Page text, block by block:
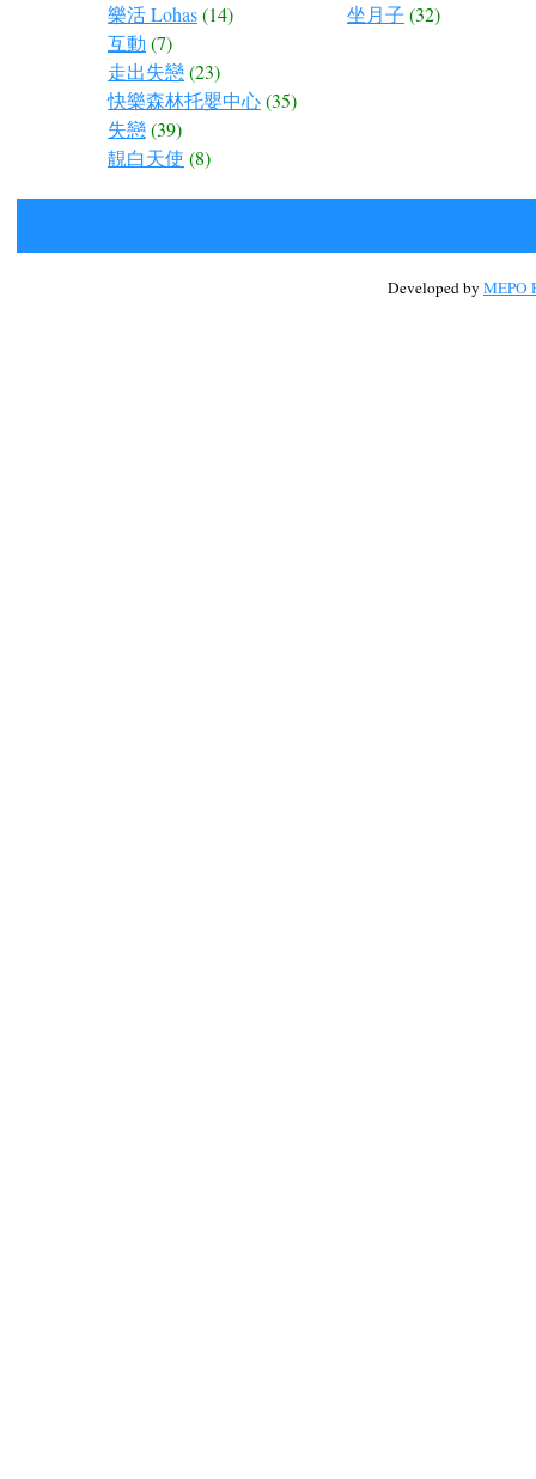
樂活 Lohas(14)
互動 (7)
走出失戀(23)
快樂森林托嬰中心(35)
失戀(39)
靚白天使 (8)
坐月子 (32)
Developed by MEPO